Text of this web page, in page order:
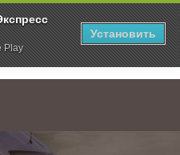
Play
Установить
Ограничения на доставку в г.